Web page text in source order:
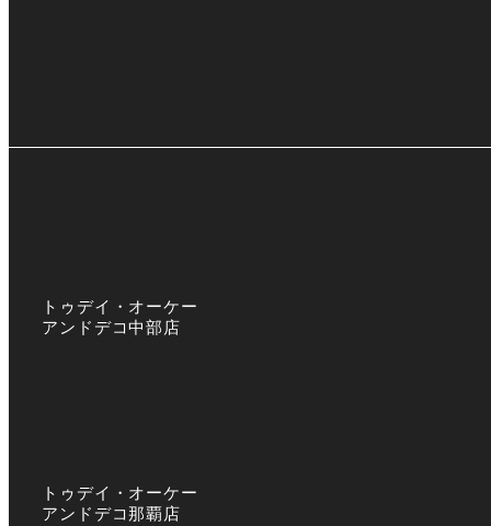
トゥデイ・オーケー
アンドデコ中部店
トゥデイ・オーケー
アンドデコ那覇店